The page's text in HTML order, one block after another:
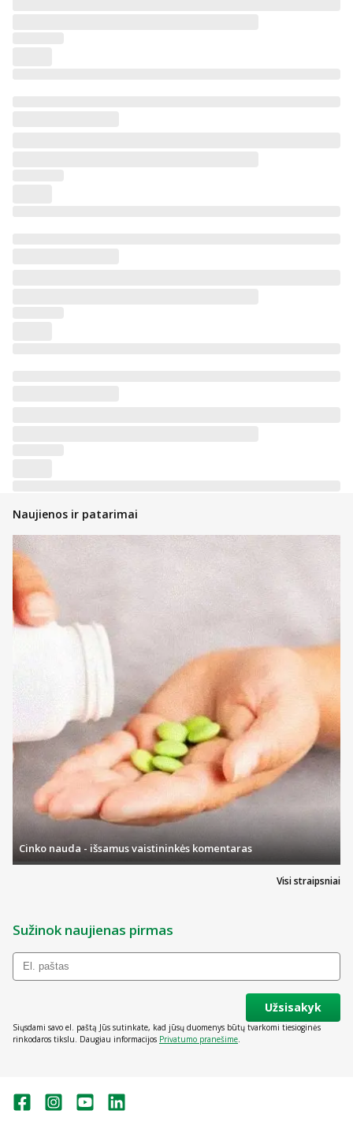
Naujienos ir patarimai
Visi straipsniai
Cinko nauda - išsamus vaistininkės komentaras
Sužinok naujienas pirmas
Užsisakyk
Siųsdami savo el. paštą Jūs sutinkate, kad jūsų duomenys būtų tvarkomi tiesioginės
rinkodaros tikslu. Daugiau informacijos Privatumo pranešime.